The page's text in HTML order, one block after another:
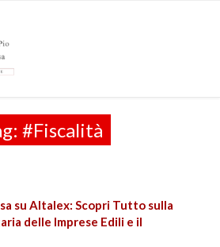
#Fiscalità
su Altalex: Scopri Tutto sulla
delle Imprese Edili e il